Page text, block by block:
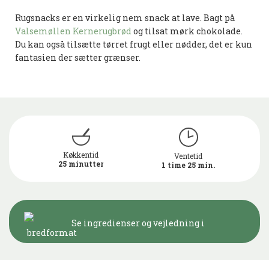
Rugsnacks er en virkelig nem snack at lave. Bagt på
Valsemøllen Kernerugbrødog tilsat mørk chokolade.
Du kan også tilsætte tørret frugt eller nødder, det er kun
fantasien der sætter grænser.
Køkkentid
25 minutter
Ventetid
1 time 25 min.
Se ingredienser og vejledning i
bredformat